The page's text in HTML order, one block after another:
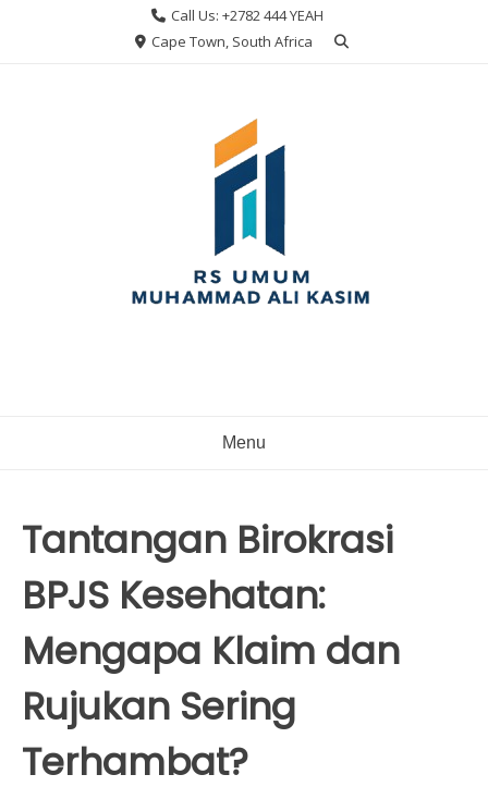
Call Us: +2782 444 YEAH
Cape Town, South Africa
Menu
Tantangan Birokrasi
BPJS Kesehatan:
Mengapa Klaim dan
Rujukan Sering
Terhambat?